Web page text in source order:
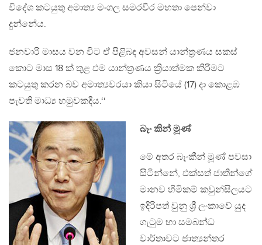
විදේශ කටයුතු අමාත්‍ය මංගල සමරවීර මහතා පෙන්වා
දුන්නේය.
ජනවාරි මාසය වන විට ඒ පිළිබඳ අවසන් යාන්ත්‍රණය සකස්
කොට මාස 18 ක් තුළ එම යාන්ත්‍රණය ක්‍රියාත්මක කිරීමට
කටයුතු කරන බව අමාත්‍යවරයා කියා සිටියේ (17) දා කොළඹ
පැවති මාධ්‍ය හමුවකදීය.‘‘
බෑං කින් මූණ්
මේ අතර බෑංකීන් මූණ් පවසා
සිටින්නේ, එක්සත් ජාතීන්ගේ
මානව හිමිකම් කවුන්සිලයට
ඉදිරිපත් වුනු ශ්‍රී ලංකාවේ යුද
ගැටුම හා සමබන්ධ
වාර්තාවට ජාත්‍යන්තර